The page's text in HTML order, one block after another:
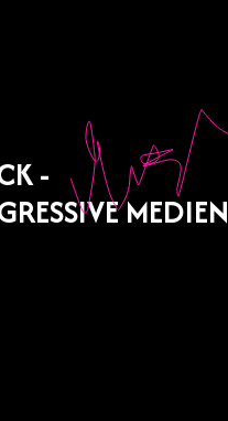
-
MEDIEN